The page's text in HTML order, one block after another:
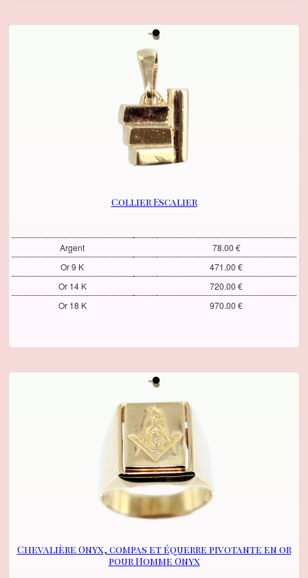
Collier Escalier
Argent
78.00 €
Or 9 K
471.00 €
Or 14 K
720.00 €
Or 18 K
970.00 €
Chevalière Onyx, compas et équerre pivotante en or
pour Homme Onyx